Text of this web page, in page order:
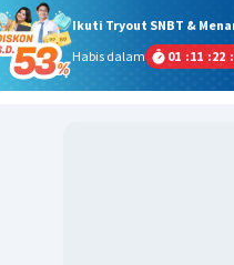
Ikuti Tryout SNBT &
Habis dalam
01 :11 :22 :